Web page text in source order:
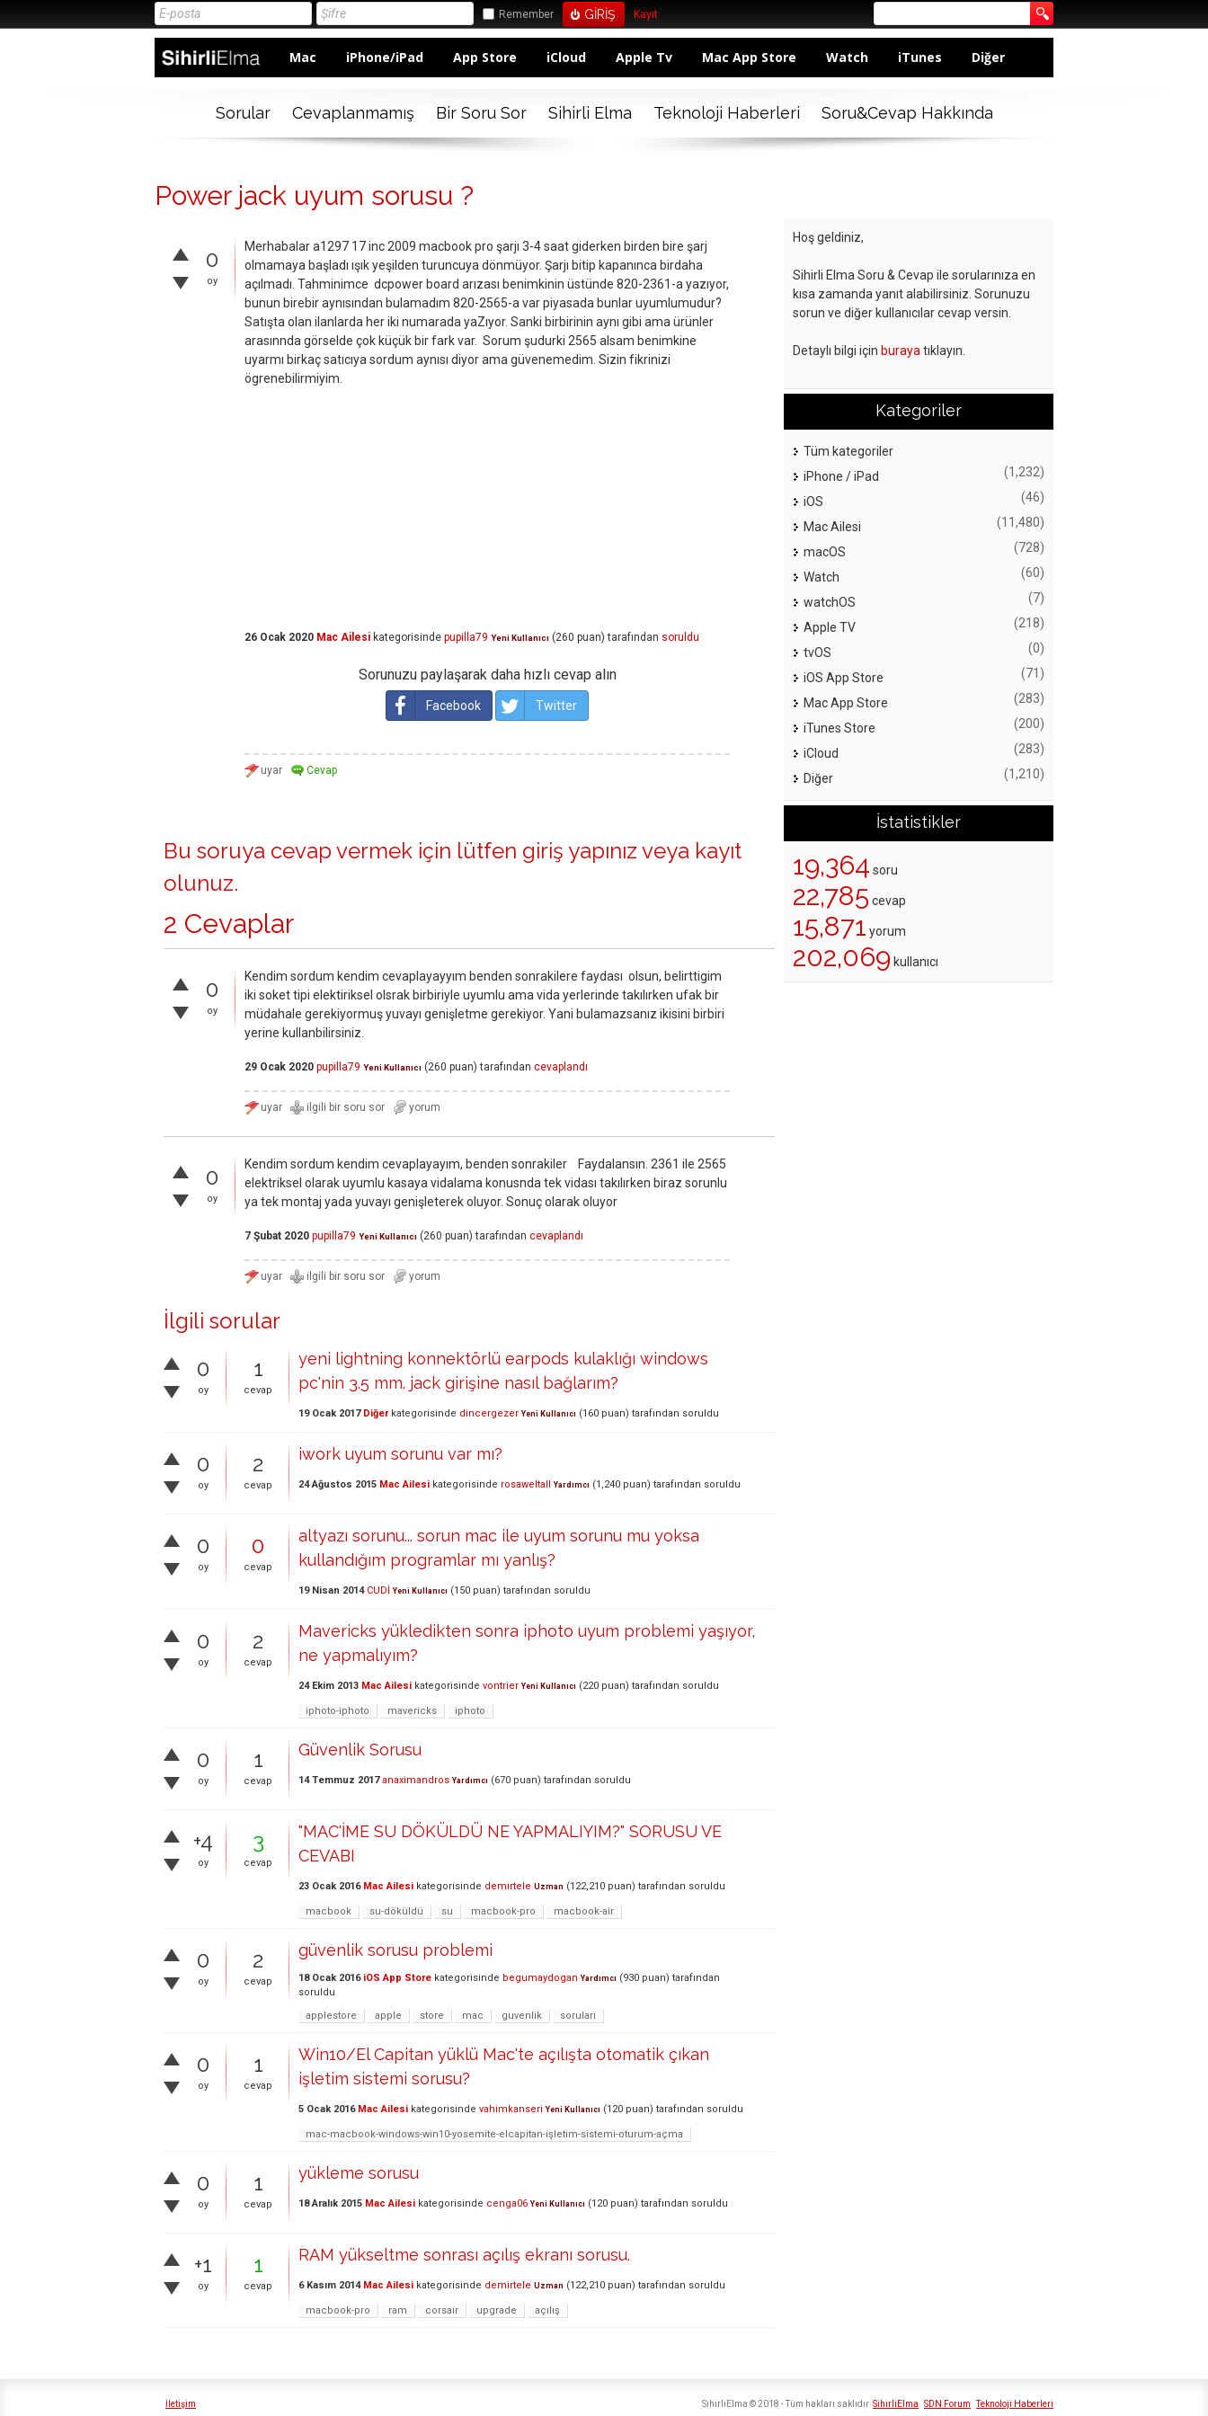
Remember Kayıt
Mac iPhone/iPad App Store iCloud Apple Tv Mac App Store Watch iTunes Diğer
Sorular Cevaplanmamış Bir Soru Sor Sihirli Elma Teknoloji Haberleri Soru&Cevap Hakkında
Power jack uyum sorusu ?
0
oy
Merhabalar a1297 17 inc 2009 macbook pro şarjı 3-4 saat giderken birden bire şarj
olmamaya başladı ışık yeşilden turuncuya dönmüyor. Şarjı bitip kapanınca birdaha
açılmadı. Tahminimce dcpower board arızası benimkinin üstünde 820-2361-a yazıyor,
bunun birebir aynısından bulamadım 820-2565-a var piyasada bunlar uyumlumudur?
Satışta olan ilanlarda her iki numarada yaZıyor. Sanki birbirinin aynı gibi ama ürünler
arasınnda görselde çok küçük bir fark var. Sorum şudurki 2565 alsam benimkine
uyarmı birkaç satıcıya sordum aynısı diyor ama güvenemedim. Sizin fikrinizi
ögrenebilirmiyim.
26 Ocak 2020 Mac Ailesi kategorisinde pupilla79 Yeni Kullanıcı (260 puan) tarafından soruldu
Sorunuzu paylaşarak daha hızlı cevap alın
Facebook Twitter
Bu soruya cevap vermek için lütfen giriş yapınız veya kayıt
olunuz.
2 Cevaplar
0
oy
Kendim sordum kendim cevaplayayyım benden sonrakilere faydası olsun, belirttigim
iki soket tipi elektiriksel olsrak birbiriyle uyumlu ama vida yerlerinde takılırken ufak bir
müdahale gerekiyormuş yuvayı genişletme gerekiyor. Yani bulamazsanız ikisini birbiri
yerine kullanbilirsiniz.
29 Ocak 2020 pupilla79 Yeni Kullanıcı (260 puan) tarafından cevaplandı
0
oy
Kendim sordum kendim cevaplayayım, benden sonrakiler Faydalansın. 2361 ile 2565
elektriksel olarak uyumlu kasaya vidalama konusnda tek vidası takılırken biraz sorunlu
ya tek montaj yada yuvayı genişleterek oluyor. Sonuç olarak oluyor
7 Şubat 2020 pupilla79 Yeni Kullanıcı (260 puan) tarafından cevaplandı
İlgili sorular
0
oy
1
cevap
yeni lightning konnektörlü earpods kulaklığı windows
pc'nin 3.5 mm. jack girişine nasıl bağlarım?
19 Ocak 2017 Diğerkategorisinde dincergezer Yeni Kullanıcı (160 puan) tarafından soruldu
0
oy
2
cevap
iwork uyum sorunu var mı?
24 Ağustos 2015 Mac Ailesi kategorisinde rosaweltall Yardımcı (1,240 puan) tarafından soruldu
0
oy
0
cevap
altyazı sorunu... sorun mac ile uyum sorunu mu yoksa
kullandığım programlar mı yanlış?
19 Nisan 2014 CUDİ Yeni Kullanıcı (150 puan) tarafından soruldu
0
oy
2
cevap
Mavericks yükledikten sonra iphoto uyum problemi yaşıyor,
ne yapmalıyım?
24 Ekim 2013 Mac Ailesi kategorisinde vontrier Yeni Kullanıcı (220 puan) tarafından soruldu
iphoto-iphoto mavericks iphoto
0
oy
1
cevap
Güvenlik Sorusu
14 Temmuz 2017 anaximandros Yardımcı (670 puan) tarafından soruldu
+4
oy
3
cevap
"MAC'İME SU DÖKÜLDÜ NE YAPMALIYIM?" SORUSU VE
CEVABI
23 Ocak 2016 Mac Ailesi kategorisinde demirtele Uzman (122,210 puan) tarafından soruldu
macbook su-döküldü su macbook-pro macbook-air
0
oy
2
cevap
güvenlik sorusu problemi
18 Ocak 2016 iOS App Store kategorisinde begumaydogan Yardımcı (930 puan) tarafından
soruldu
applestore
apple store mac guvenlik sorulari
0
oy
1
cevap
Win10/El Capitan yüklü Mac'te açılışta otomatik çıkan
işletim sistemi sorusu?
5 Ocak 2016 Mac Ailesi kategorisinde vahimkanseri Yeni Kullanıcı (120 puan) tarafından soruldu
mac-macbook-windows-win10-yosemite-elcapitan-işletim-sistemi-oturum-açma
0
oy
1
cevap
yükleme sorusu
18 Aralık 2015 Mac Ailesi kategorisinde cenga06 Yeni Kullanıcı (120 puan) tarafından soruldu
+1
oy
1
cevap
RAM yükseltme sonrası açılış ekranı sorusu.
6 Kasım 2014 Mac Ailesi kategorisinde demirtele Uzman (122,210 puan) tarafından soruldu
macbook-pro ram corsair upgrade açılış
Hoş geldiniz,
Sihirli Elma Soru & Cevap ile sorularınıza en
kısa zamanda yanıt alabilirsiniz. Sorunuzu
sorun ve diğer kullanıcılar cevap versin.
Detaylı bilgi için buraya tıklayın.
Kategoriler
Tüm kategoriler
iPhone / iPad
(1,232)
iOS (46)
Mac Ailesi (11,480)
macOS (728)
Watch (60)
watchOS (7)
Apple TV (218)
tvOS (0)
iOS App Store (71)
Mac App Store (283)
iTunes Store (200)
iCloud (283)
Diğer (1,210)
İstatistikler
19,364 soru
22,785 cevap
15,871 yorum
202,069 kullanıcı
İletişim SihirliElma SDN Forum Teknoloji Haberleri
SihirliElma © 2018 - Tüm hakları saklıdır